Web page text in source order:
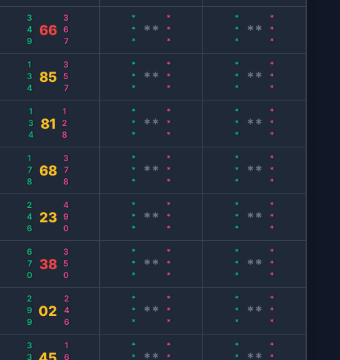
349 66 367 *** ** *** *** ** ***
134 85 357 *** ** *** *** ** ***
134 81 128 *** ** *** *** ** ***
178 68 378 *** ** *** *** ** ***
246 23 490 *** ** *** *** ** ***
670 38 350 *** ** *** *** ** ***
299 02 246 *** ** *** *** ** ***